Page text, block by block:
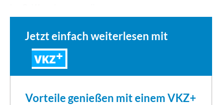
Jetzt einfach weiterlesen mit
VKZ
Vorteile genießen mit einem VKZ+